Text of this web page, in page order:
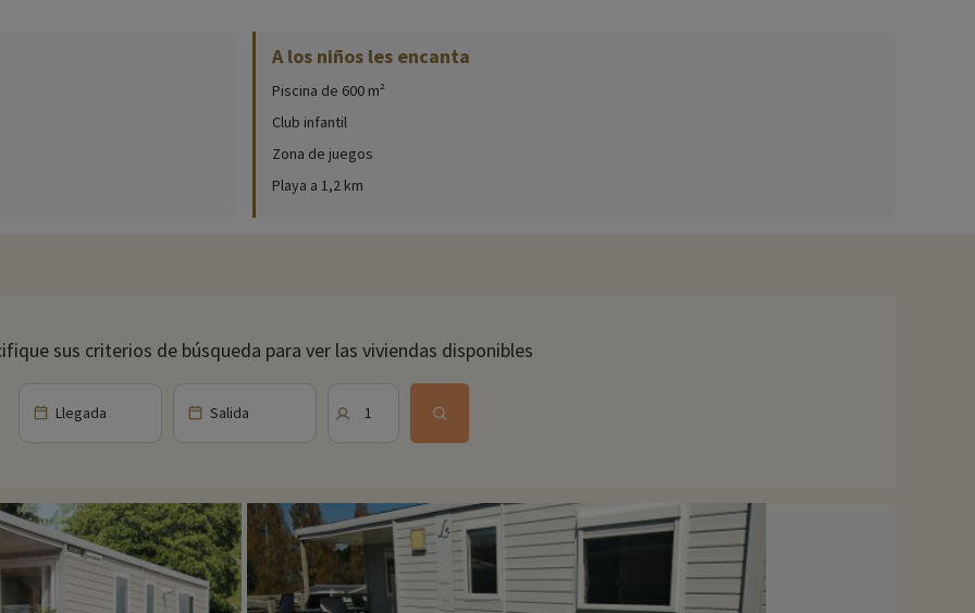
A los niños les encanta
Piscina de 600 m²
Club infantil
Zona de juegos
Playa a 1,2 km
sus criterios de búsqueda para ver las viviendas disponibles
Llegada Salida 1